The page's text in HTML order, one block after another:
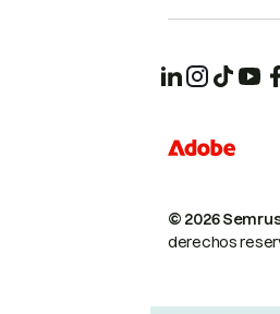
© 2026
derechos